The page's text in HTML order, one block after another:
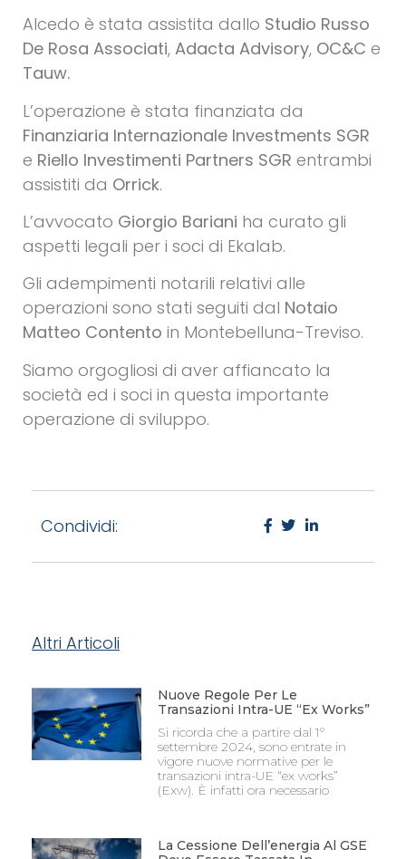
Alcedo è stata assistita dallo Studio Russo
De Rosa Associati, Adacta Advisory, OC&C e
Tauw.
L’operazione è stata finanziata da
Finanziaria Internazionale Investments SGR
e Riello Investimenti Partners SGR entrambi
assistiti da Orrick.
L’avvocato Giorgio Bariani ha curato gli
aspetti legali per i soci di Ekalab.
Gli adempimenti notarili relativi alle
operazioni sono stati seguiti dal Notaio
Matteo Contento in Montebelluna-Treviso.
Siamo orgogliosi di aver affiancato la
società ed i soci in questa importante
operazione di sviluppo.
Condividi:
Altri Articoli
Nuove Regole Per Le
Transazioni Intra-UE “Ex Works”
Si ricorda che a partire dal 1°
settembre 2024, sono entrate in
vigore nuove normative per le
transazioni intra-UE “ex works”
(Exw). È infatti ora necessario
La Cessione Dell’energia Al GSE